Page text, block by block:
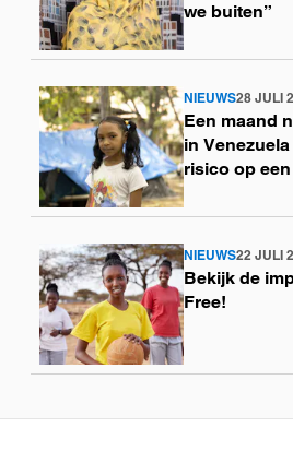
we buiten”
NIEUWS28 JULI
Een maand
in
risico op
Lees
meer
NIEUWS22 JULI
Bekijk de
Free!
Lees
meer